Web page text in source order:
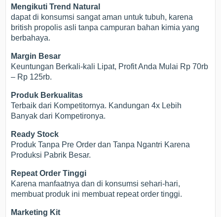
Mengikuti Trend Natural
dapat di konsumsi sangat aman untuk tubuh, karena
british propolis asli tanpa campuran bahan kimia yang
berbahaya.
Margin Besar
Keuntungan Berkali-kali Lipat, Profit Anda Mulai Rp 70rb
– Rp 125rb.
Produk Berkualitas
Terbaik dari Kompetitornya. Kandungan 4x Lebih
Banyak dari Kompetironya.
Ready Stock
Produk Tanpa Pre Order dan Tanpa Ngantri Karena
Produksi Pabrik Besar.
Repeat Order Tinggi
Karena manfaatnya dan di konsumsi sehari-hari,
membuat produk ini membuat repeat order tinggi.
Marketing Kit